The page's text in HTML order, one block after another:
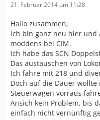
21. Februar 2014 um 11:28
Hallo zusammen,
ich bin ganz neu hier und
moddens bei CIM.
Ich habe das SCN
Das austauschen von
Ich fahre mit 218 und
Doch auf die Dauer
Steuerwagen vorraus
Ansich kein Problem, bis
einfach nicht vernünftig